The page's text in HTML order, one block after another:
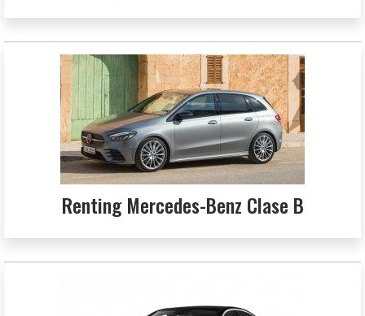
Renting Mercedes-Benz Clase B